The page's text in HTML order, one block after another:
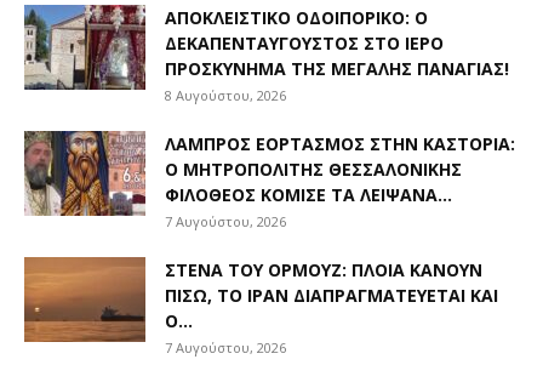
ΑΠΟΚΛΕΙΣΤΙΚΟ ΟΔΟΙΠΟΡΙΚΟ: Ο
ΔΕΚΑΠΕΝΤΑΎΓΟΥΣΤΟΣ ΣΤΟ ΙΕΡΌ
ΠΡΟΣΚΎΝΗΜΑ ΤΗΣ ΜΕΓΆΛΗΣ ΠΑΝΑΓΊΑΣ!
8 Αυγούστου, 2026
ΛΑΜΠΡΌΣ ΕΟΡΤΑΣΜΌΣ ΣΤΗΝ ΚΑΣΤΟΡΙΆ:
Ο ΜΗΤΡΟΠΟΛΊΤΗΣ ΘΕΣΣΑΛΟΝΊΚΗΣ
ΦΙΛΌΘΕΟΣ ΚΌΜΙΣΕ ΤΑ ΛΕΊΨΑΝΑ...
7 Αυγούστου, 2026
ΣΤΕΝΆ ΤΟΥ ΟΡΜΟΎΖ: ΠΛΟΊΑ ΚΆΝΟΥΝ
ΠΊΣΩ, ΤΟ ΙΡΆΝ ΔΙΑΠΡΑΓΜΑΤΕΎΕΤΑΙ ΚΑΙ
Ο...
7 Αυγούστου, 2026